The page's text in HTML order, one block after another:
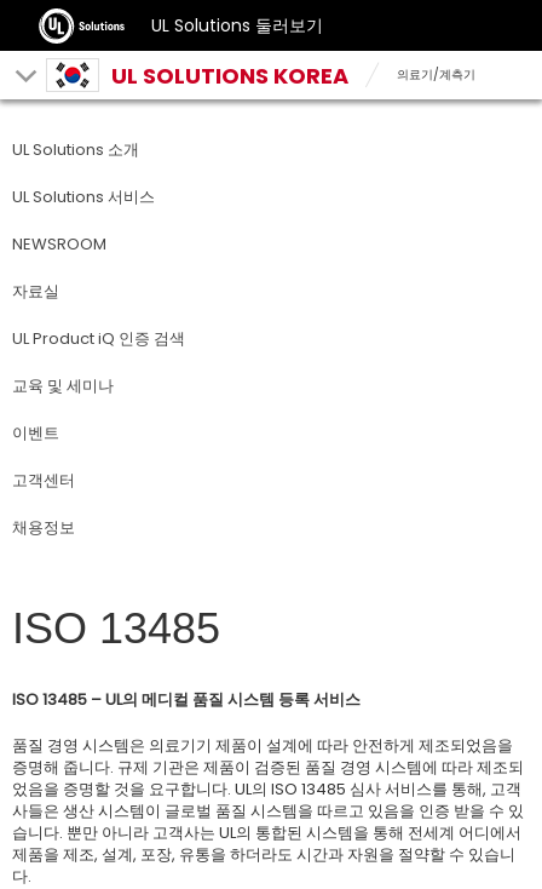
UL Solutions 둘러보기
UL SOLUTIONS KOREA 의료기/계측기
UL Solutions 소개
UL Solutions 서비스
NEWSROOM
자료실
UL Product iQ 인증 검색
교육 및 세미나
이벤트
고객센터
채용정보
ISO 13485
ISO 13485 – UL의 메디컬 품질 시스템 등록 서비스
품질 경영 시스템은 의료기기 제품이 설계에 따라 안전하게 제조되었음을
증명해 줍니다. 규제 기관은 제품이 검증된 품질 경영 시스템에 따라 제조되
었음을 증명할 것을 요구합니다. UL의 ISO 13485 심사 서비스를 통해, 고객
사들은 생산 시스템이 글로벌 품질 시스템을 따르고 있음을 인증 받을 수 있
습니다. 뿐만 아니라 고객사는 UL의 통합된 시스템을 통해 전세계 어디에서
제품을 제조, 설계, 포장, 유통을 하더라도 시간과 자원을 절약할 수 있습니
다.